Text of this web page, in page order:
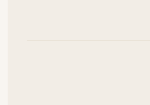
اما به‌نوعی فرجه‌ی فکری از چنگ